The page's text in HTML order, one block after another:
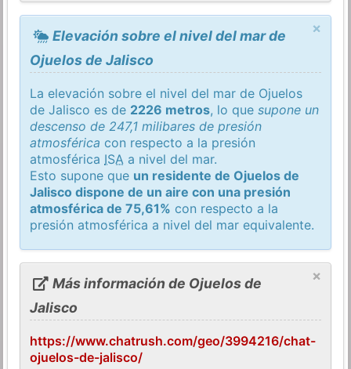
×
Elevación sobre el nivel del mar de
Ojuelos de Jalisco
La elevación sobre el nivel del mar de Ojuelos
de Jalisco es de 2226 metros, lo quesupone un
descenso de 247,1 milibares de presión
atmosférica con respecto a la presión
atmosférica ISA a nivel del mar.
Esto supone que un residente de Ojuelos de
Jalisco dispone de un aire con una presión
atmosférica de 75,61% con respecto a la
presión atmosférica a nivel del mar equivalente.
×
Más información de Ojuelos de
Jalisco
https://www.chatrush.com/geo/3994216/chat-
ojuelos-de-jalisco/